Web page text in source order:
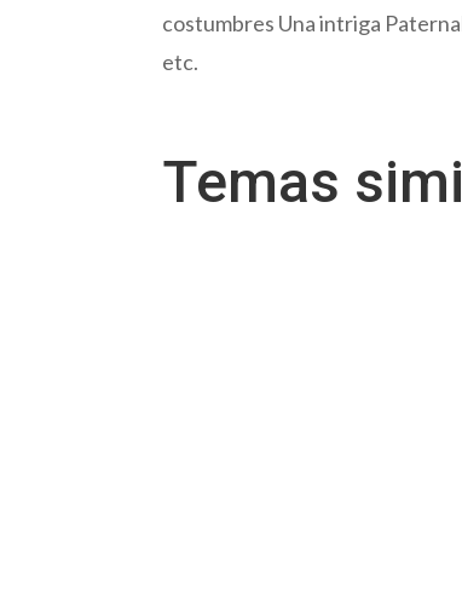
costumbres Una intriga
etc.
Temas